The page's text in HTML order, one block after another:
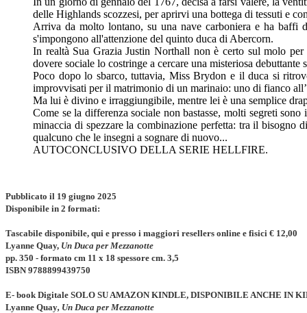
delle Highlands scozzesi, per aprirvi una bottega di tessuti e
Arriva da molto lontano, su una nave carboniera e ha
s'impongono all'attenzione del quinto duca di Abercorn.
In realtà Sua Grazia Justin Northall non è certo sul molo
dovere sociale lo costringe a cercare una misteriosa debuttante
Poco dopo lo sbarco, tuttavia, Miss Brydon e il duca si
improvvisati per il matrimonio di un marinaio: uno di fianco
Ma lui è divino e irraggiungibile, mentre lei è una semplice
Come se la differenza sociale non bastasse, molti segreti
minaccia di spezzare la combinazione perfetta: tra il
qualcuno che le insegni a sognare di nuovo...
AUTOCONCLUSIVO DELLA SERIE HELLFIRE.
Pubblicato il 19 giugno 2025
Disponibile in 2 formati:
Tascabile disponibile, qui e presso i maggiori resellers online e fisici € 12,00
Lyanne Quay, Un Duca per Mezzanotte
pp. 350 - formato cm 11 x 18 spessore cm. 3,5
ISBN 9788899439750
E- book Digitale SOLO SU AMAZON KINDLE, DISPONIBILE ANCHE IN
Lyanne Quay, Un Duca per Mezzanotte